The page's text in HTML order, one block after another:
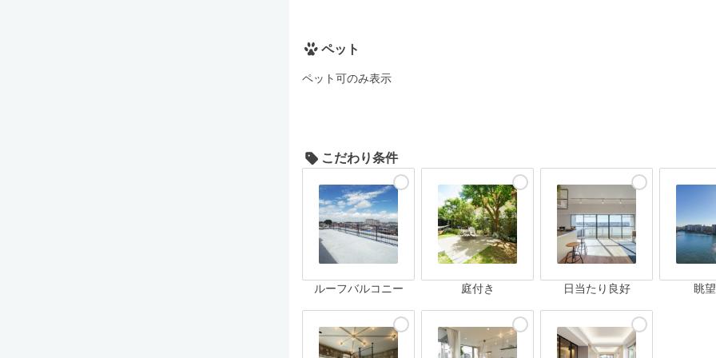
ペット
ペット可のみ表示
こだわり条件
ルーフバルコニー 庭付き 日当たり良好 眺